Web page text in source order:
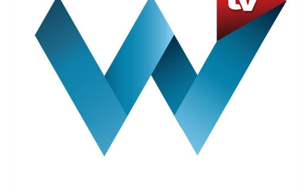
zdrowotnymi.Legenda polskiej muzyki, którą bez
wątpienia jest Krzysztof Krawczyk, jeszcze kilka dni
wcześniej zamieścił na Facebooku post, gdzie dziękował
za wsparcie. Wielkanoc spędzał w towarzystwie żony w
domu.Andrzej Kosmala postanowił podzielić się z opinią
publiczną tym, jak wyglądały ostatnie chwile Krzysztofa
Krawczyka. Menadżer był również wieloletnim
przyjacielem muzyka, a wspólnie przepracowane lata
sprawiły, że obaj znali się zapewne niczym rodzina.